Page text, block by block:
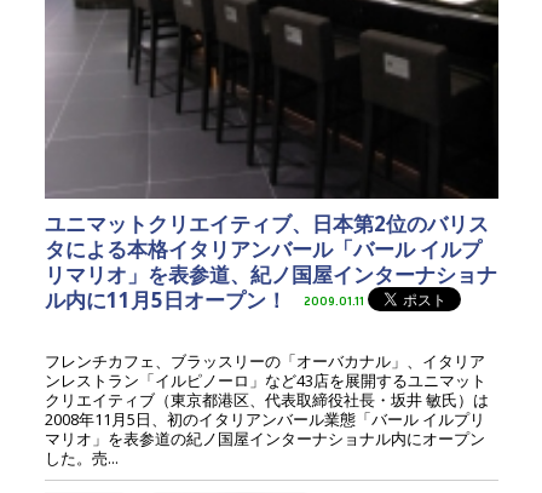
ユニマットクリエイティブ、日本第2位のバリス
タによる本格イタリアンバール「バール イルプ
リマリオ」を表参道、紀ノ国屋インターナショナ
ル内に11月5日オープン！
2009.01.11
フレンチカフェ、ブラッスリーの「オーバカナル」、イタリア
ンレストラン「イルピノーロ」など43店を展開するユニマット
クリエイティブ（東京都港区、代表取締役社長・坂井 敏氏）は
2008年11月5日、初のイタリアンバール業態「バール イルプリ
マリオ」を表参道の紀ノ国屋インターナショナル内にオープン
した。売...